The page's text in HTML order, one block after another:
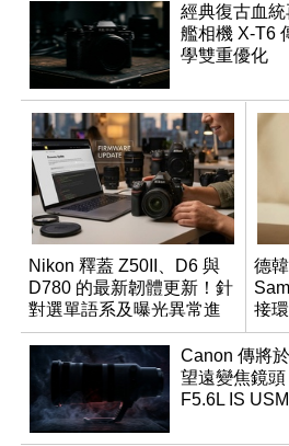
經典復古血
艦相機 X-T6
學雙重優化
Nikon 釋蓋 Z50II、D6 與
D780 的最新韌體更新！針
對選單語系及曝光異常進
行修復
德
接
變
Canon 傳將
望遠變焦鏡
F5.6L IS USM